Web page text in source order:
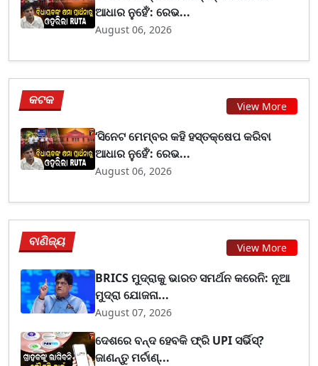
ଆଧାର ନୁହେଁ’: ରେଭ...
August 06, 2026
କଟକ View More
‘ସିନେଟ ମେମ୍ବର କହି ହସ୍ତକ୍ଷେପ କରିବା
ଆଧାର ନୁହେଁ’: ରେଭ...
August 06, 2026
ବାଣିଜ୍ୟ View More
BRICS ମୁଦ୍ରାକୁ ଭାରତ ସମର୍ଥନ କରେନି: ନୂଆ
ମୁଦ୍ରା ଯୋଜନା...
August 07, 2026
ଦେଶରେ ବନ୍ଦ ହେବକି ଫ୍ରି UPI ସର୍ଭିସ୍?
ଜାଣନ୍ତୁ ମର୍ଚାଣ୍...